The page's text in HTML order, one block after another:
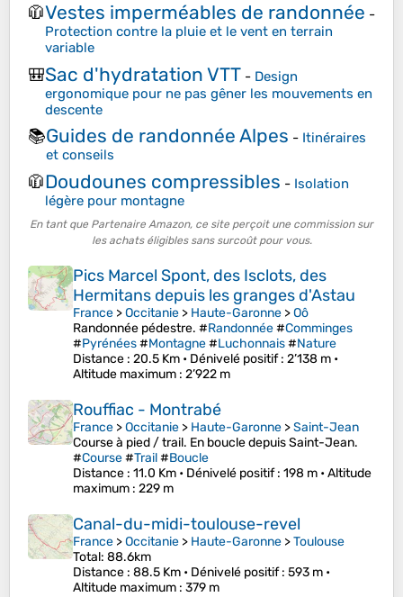
🧥Vestes imperméables de randonnée -
Protection contre la pluie et le vent en terrain
variable
🎒Sac d'hydratation VTT - Design
ergonomique pour ne pas gêner les mouvements en
descente
📚Guides de randonnée Alpes - Itinéraires
et conseils
🧥Doudounes compressibles - Isolation
légère pour montagne
En tant que Partenaire Amazon, ce site perçoit une commission sur
les achats éligibles sans surcoût pour vous.
Pics Marcel Spont, des Isclots, des
Hermitans depuis les granges d'Astau
France >Occitanie > Haute-Garonne >Oô
Randonnée pédestre. #Randonnée#Comminges
#Pyrénées#Montagne#Luchonnais#Nature
Distance : 20.5 Km • Dénivelé positif: 2’138 m •
Altitude maximum : 2’922 m
Rouffiac - Montrabé
France >Occitanie > Haute-Garonne >Saint-Jean
Course à pied / trail. En boucle depuis Saint-Jean.
#Course#Trail#Boucle
Distance : 11.0 Km • Dénivelé positif: 198 m •Altitude
maximum : 229 m
Canal-du-midi-toulouse-revel
France >Occitanie > Haute-Garonne >Toulouse
Total: 88.6km
Distance : 88.5 Km • Dénivelé positif: 593 m •
Altitude maximum : 379 m